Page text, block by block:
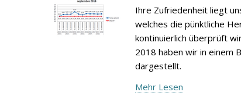
Ihre Zufriedenheit liegt
welches die pünktliche
kontinuierlich überprüft
2018 haben wir in einem
dargestellt.
Mehr Lesen